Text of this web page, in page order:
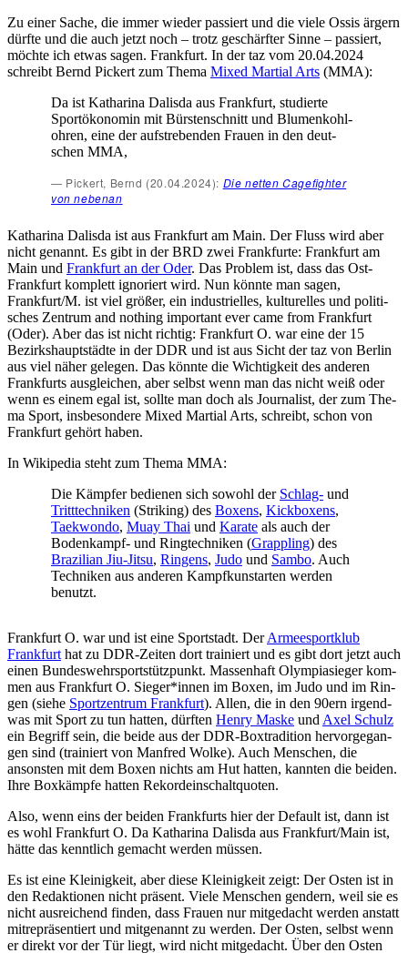
Zu einer Sache, die immer wie­der pas­siert und die vie­le Ossis ärgern
dürf­te und die auch jetzt noch – trotz geschärf­ter Sin­ne – pas­siert,
möch­te ich etwas sagen. Frank­furt. In der taz vom 20.04.2024
schreibt Bernd Pickert zum The­ma Mixed Mar­ti­al Arts (MMA):
Da ist Katha­ri­na Dalis­da aus Frank­furt, stu­dier­te
Sportöko­no­min mit Bürs­ten­schnitt und Blu­men­kohl­
oh­ren, eine der auf­stre­ben­den Frau­en in den deut­
schen MMA,
Pickert, Bernd (20.04.2024): Die net­ten Cage­figh­ter
von nebenan
Katha­ri­na Dalis­da ist aus Frank­furt am Main. Der Fluss wird aber
nicht genannt. Es gibt in der BRD zwei Frank­fur­te: Frank­furt am
Main und Frank­furt an der Oder. Das Pro­blem ist, dass das Ost-
Frank­furt kom­plett igno­riert wird. Nun könn­te man sagen,
Frankfurt/M. ist viel grö­ßer, ein indus­tri­el­les, kul­tu­rel­les und poli­ti­
sches Zen­trum and not­hing important ever came from Frank­furt
(Oder). Aber das ist nicht rich­tig: Frank­furt O. war eine der 15
Bezirks­haupt­städ­te in der DDR und ist aus Sicht der taz von Ber­lin
aus viel näher gele­gen. Das könn­te die Wich­tig­keit des ande­ren
Frank­furts aus­glei­chen, aber selbst wenn man das nicht weiß oder
wenn es einem egal ist, soll­te man doch als Jour­na­list, der zum The­
ma Sport, ins­be­son­de­re Mixed Mar­ti­al Arts, schreibt, schon von
Frank­furt gehört haben.
In Wiki­pe­dia steht zum The­ma MMA:
Die Kämp­fer bedie­nen sich sowohl der Schlag- und
Tritt­tech­ni­ken (Striking) des Boxens, Kick­bo­xens,
Tae­kwon­do, Muay Thai und Kara­te als auch der
Boden­kampf- und Ring­tech­ni­ken (Grap­pling) des
Bra­zi­li­an Jiu-Jitsu, Rin­gens, Judo und Sam­bo. Auch
Tech­ni­ken aus ande­ren Kampf­kunst­ar­ten wer­den
benutzt.
Frank­furt O. war und ist eine Sport­stadt. DerArmee­s­port­klub
Frank­furt hat zu DDR-Zei­ten dort trai­niert und es gibt dort jetzt auch
einen Bun­des­wehr­sport­stütz­punkt. Mas­sen­haft Olym­pia­sie­ger kom­
men aus Frank­furt O. Sieger*innen im Boxen, im Judo und im Rin­
gen (sie­he Sport­zen­trum Frank­furt). Allen, die in den 90ern irgend­
was mit Sport zu tun hat­ten, dürf­ten Hen­ry Mas­ke und Axel Schulz
ein Begriff sein, die bei­de aus der DDR-Box­tra­di­ti­on her­vor­ge­gan­
gen sind (trai­niert von Man­fred Wol­ke). Auch Men­schen, die
ansons­ten mit dem Boxen nichts am Hut hat­ten, kann­ten die bei­den.
Ihre Box­kämp­fe hat­ten Rekordeinschaltquoten.
Also, wenn eins der bei­den Frank­furts hier der Default ist, dann ist
es wohl Frank­furt O. Da Katha­ri­na Dalis­da aus Frankfurt/Main ist,
hät­te das kennt­lich gemacht wer­den müssen.
Es ist eine Klei­nig­keit, aber die­se Klei­nig­keit zeigt: Der Osten ist in
den Redak­tio­nen nicht prä­sent. Vie­le Men­schen gen­dern, weil sie es
nicht aus­rei­chend fin­den, dass Frau­en nur mit­ge­dacht wer­den anstatt
mit­re­prä­sen­tiert und mit­ge­nannt zu wer­den. Der Osten, selbst wenn
er direkt vor der Tür liegt, wird nicht mit­ge­dacht. Über den Osten